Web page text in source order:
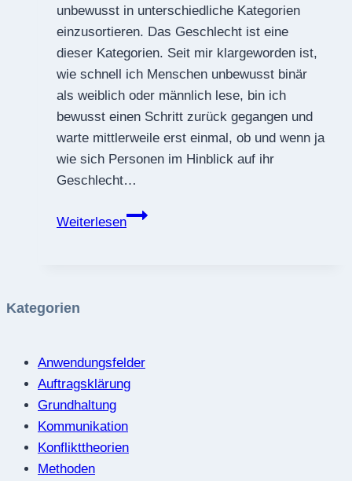
unbewusst in unterschiedliche Kategorien
einzusortieren. Das Geschlecht ist eine
dieser Kategorien. Seit mir klargeworden ist,
wie schnell ich Menschen unbewusst binär
als weiblich oder männlich lese, bin ich
bewusst einen Schritt zurück gegangen und
warte mittlerweile erst einmal, ob und wenn ja
wie sich Personen im Hinblick auf ihr
Geschlecht…
Weiterlesen
Umgang
Menschen
an?
Kategorien
Anwendungsfelder
Auftragsklärung
Grundhaltung
Kommunikation
Konflikttheorien
Methoden